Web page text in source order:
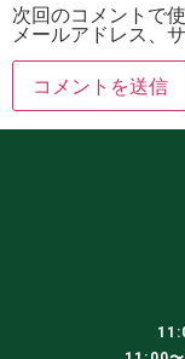
次回のコメントで
メールアドレス、